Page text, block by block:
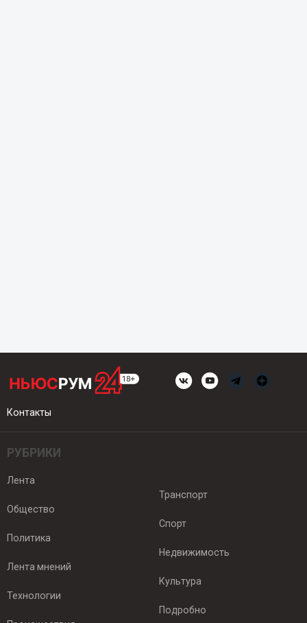
Контакты
РУБРИКИ
Лента
Общество
Политика
Лента мнений
Технологии
Транспорт
Спорт
Недвижимость
Культура
Подробно